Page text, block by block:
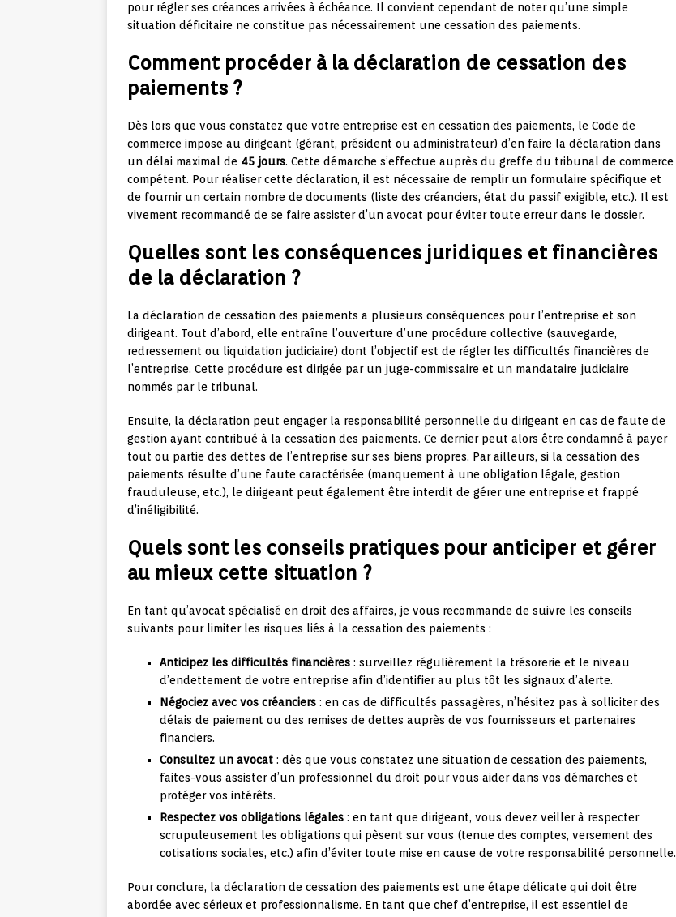
pour régler ses créances arrivées à échéance. Il convient cependant de noter qu’une simple
situation déficitaire ne constitue pas nécessairement une cessation des paiements.
Comment procéder à la déclaration de cessation des
paiements ?
Dès lors que vous constatez que votre entreprise est en cessation des paiements, le Code de
commerce impose au dirigeant (gérant, président ou administrateur) d’en faire la déclaration dans
un délai maximal de 45 jours. Cette démarche s’effectue auprès du greffe du tribunal de commerce
compétent. Pour réaliser cette déclaration, il est nécessaire de remplir un formulaire spécifique et
de fournir un certain nombre de documents (liste des créanciers, état du passif exigible, etc.). Il est
vivement recommandé de se faire assister d’un avocat pour éviter toute erreur dans le dossier.
Quelles sont les conséquences juridiques et financières
de la déclaration ?
La déclaration de cessation des paiements a plusieurs conséquences pour l’entreprise et son
dirigeant. Tout d’abord, elle entraîne l’ouverture d’une procédure collective (sauvegarde,
redressement ou liquidation judiciaire) dont l’objectif est de régler les difficultés financières de
l’entreprise. Cette procédure est dirigée par un juge-commissaire et un mandataire judiciaire
nommés par le tribunal.
Ensuite, la déclaration peut engager la responsabilité personnelle du dirigeant en cas de faute de
gestion ayant contribué à la cessation des paiements. Ce dernier peut alors être condamné à payer
tout ou partie des dettes de l’entreprise sur ses biens propres. Par ailleurs, si la cessation des
paiements résulte d’une faute caractérisée (manquement à une obligation légale, gestion
frauduleuse, etc.), le dirigeant peut également être interdit de gérer une entreprise et frappé
d’inéligibilité.
Quels sont les conseils pratiques pour anticiper et gérer
au mieux cette situation ?
En tant qu’avocat spécialisé en droit des affaires, je vous recommande de suivre les conseils
suivants pour limiter les risques liés à la cessation des paiements :
Anticipez les difficultés financières : surveillez régulièrement la trésorerie et le niveau
d’endettement de votre entreprise afin d’identifier au plus tôt les signaux d’alerte.
Négociez avec vos créanciers : en cas de difficultés passagères, n’hésitez pas à solliciter des
délais de paiement ou des remises de dettes auprès de vos fournisseurs et partenaires
financiers.
Consultez un avocat : dès que vous constatez une situation de cessation des paiements,
faites-vous assister d’un professionnel du droit pour vous aider dans vos démarches et
protéger vos intérêts.
Respectez vos obligations légales : en tant que dirigeant, vous devez veiller à respecter
scrupuleusement les obligations qui pèsent sur vous (tenue des comptes, versement des
cotisations sociales, etc.) afin d’éviter toute mise en cause de votre responsabilité personnelle.
Pour conclure, la déclaration de cessation des paiements est une étape délicate qui doit être
abordée avec sérieux et professionnalisme. En tant que chef d’entreprise, il est essentiel de